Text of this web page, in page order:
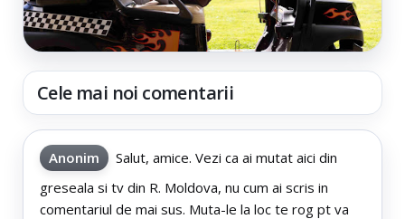
Cele mai noi comentarii
Anonim
Salut, amice. Vezi ca ai mutat aici din
greseala si tv din R. Moldova, nu cum ai scris in
comentariul de mai sus. Muta-le la loc te rog pt va